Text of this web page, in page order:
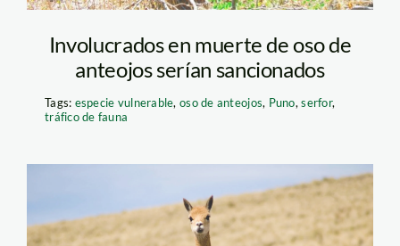
Involucrados en muerte de oso de
anteojos serían sancionados
Tags: especie vulnerable,oso de anteojos, Puno,serfor,
tráfico de fauna
vicuña—serfor